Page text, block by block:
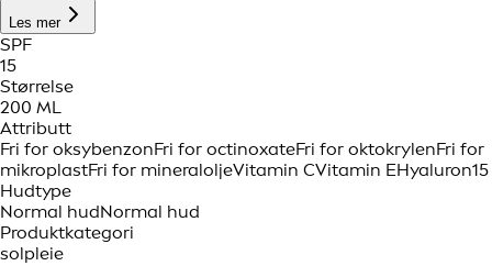
Les mer
SPF
15
Størrelse
200 ML
Attributt
Fri for oksybenzonFri for octinoxateFri for oktokrylenFri for
mikroplastFri for mineraloljeVitamin CVitamin EHyaluron15
Hudtype
Normal hudNormal hud
Produktkategori
solpleie